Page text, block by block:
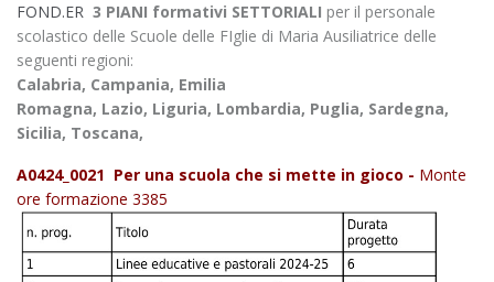
FOND.ER 3 PIANI formativi SETTORIALI per il personale
scolastico delle Scuole delle FIglie di Maria Ausiliatrice delle
seguenti regioni:
Calabria, Campania, Emilia
Romagna, Lazio, Liguria, Lombardia, Puglia, Sardegna,
Sicilia, Toscana,
A0424_0021 Per una scuola che si mette in gioco - Monte
ore formazione 3385